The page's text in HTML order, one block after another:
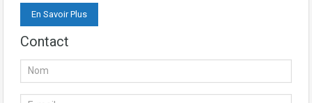
En Savoir Plus
Contact